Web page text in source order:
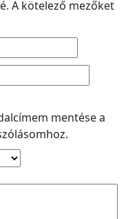
A kötelező mezőket
mentése a